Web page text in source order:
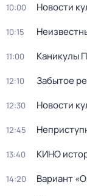
10:00 Новости
10:15
11:00 Каникулы
12:10 Забытое
12:30 Новости
12:45
13:40 КИНО
14:20 Вариант